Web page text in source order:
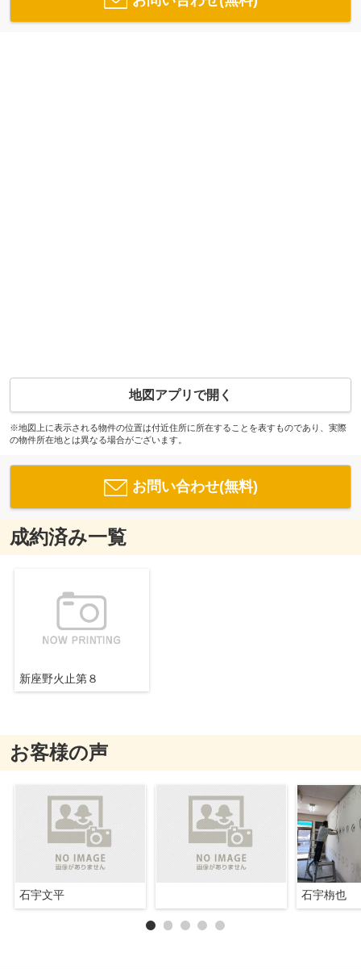
地図アプリで開く
※地図上に表示される物件の位置は付近住所に所在することを表すものであり、実際
の物件所在地とは異なる場合がございます。
お問い合わせ(無料)
成約済み一覧
新座野火止第８
お客様の声
石宇文平 石宇栴也